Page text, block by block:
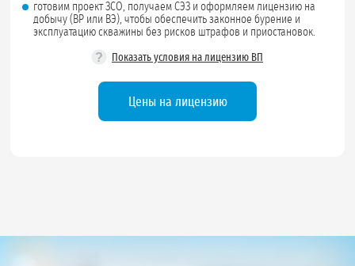
готовим проект ЗСО, получаем СЭЗ и оформляем лицензию на
добычу (ВР или ВЭ), чтобы обеспечить законное бурение и
эксплуатацию скважины без рисков штрафов и приостановок.
? Показать условия на лицензию ВП
Цены на лицензию